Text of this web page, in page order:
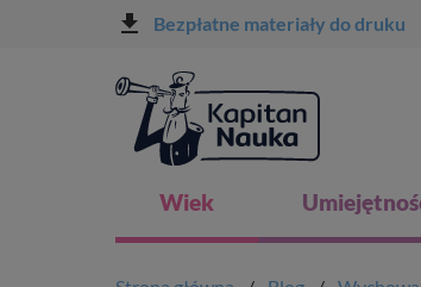
file_download Bezpłatne materiały do druku
Wiek